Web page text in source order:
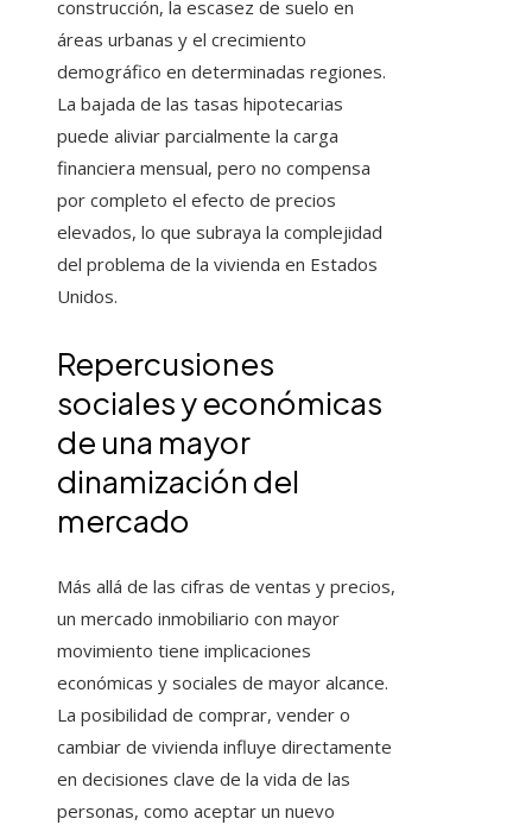
construcción, la escasez de suelo en
áreas urbanas y el crecimiento
demográfico en determinadas regiones.
La bajada de las tasas hipotecarias
puede aliviar parcialmente la carga
financiera mensual, pero no compensa
por completo el efecto de precios
elevados, lo que subraya la complejidad
del problema de la vivienda en Estados
Unidos.
Repercusiones
sociales y económicas
de una mayor
dinamización del
mercado
Más allá de las cifras de ventas y precios,
un mercado inmobiliario con mayor
movimiento tiene implicaciones
económicas y sociales de mayor alcance.
La posibilidad de comprar, vender o
cambiar de vivienda influye directamente
en decisiones clave de la vida de las
personas, como aceptar un nuevo